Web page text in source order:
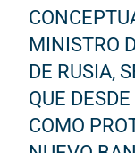
MINISTRO
DE RUSIA,
QUE
COMO